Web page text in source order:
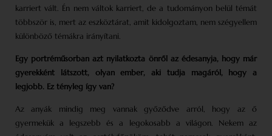
karriert vált. Én nem váltok karriert, de a tudományon belül témát
többször is, mert az eszköztárat, amit kidolgoztam, nem szégyellem
különböző témákra irányítani.
Egy portréműsorban azt nyilatkozta önről az édesanyja, hogy már
gyerekként látszott, olyan ember, aki tudja magáról, hogy a
legjobb. Ez tényleg így van?
Az anyák mindig meg vannak győződve arról, hogy az ő
gyermekük a legszebb és a legokosabb a világon. Nekem az